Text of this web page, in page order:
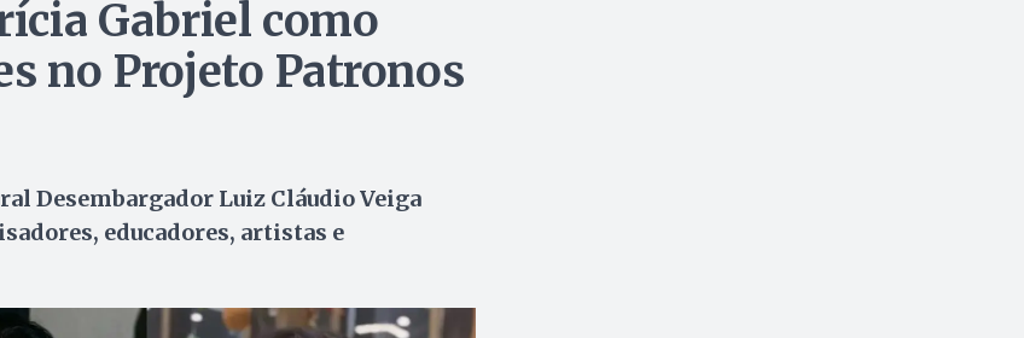
Gabriel como
no Projeto Patronos
Desembargador Luiz Cláudio Veiga
educadores, artistas e